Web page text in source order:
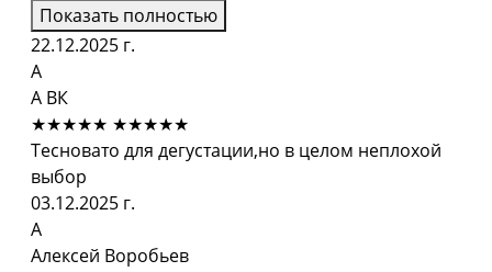
Показать полностью
22.12.2025 г.
А
А ВК
★★★★★ ★★★★★
Тесновато для дегустации,но в целом неплохой
выбор
03.12.2025 г.
А
Алексей Воробьев